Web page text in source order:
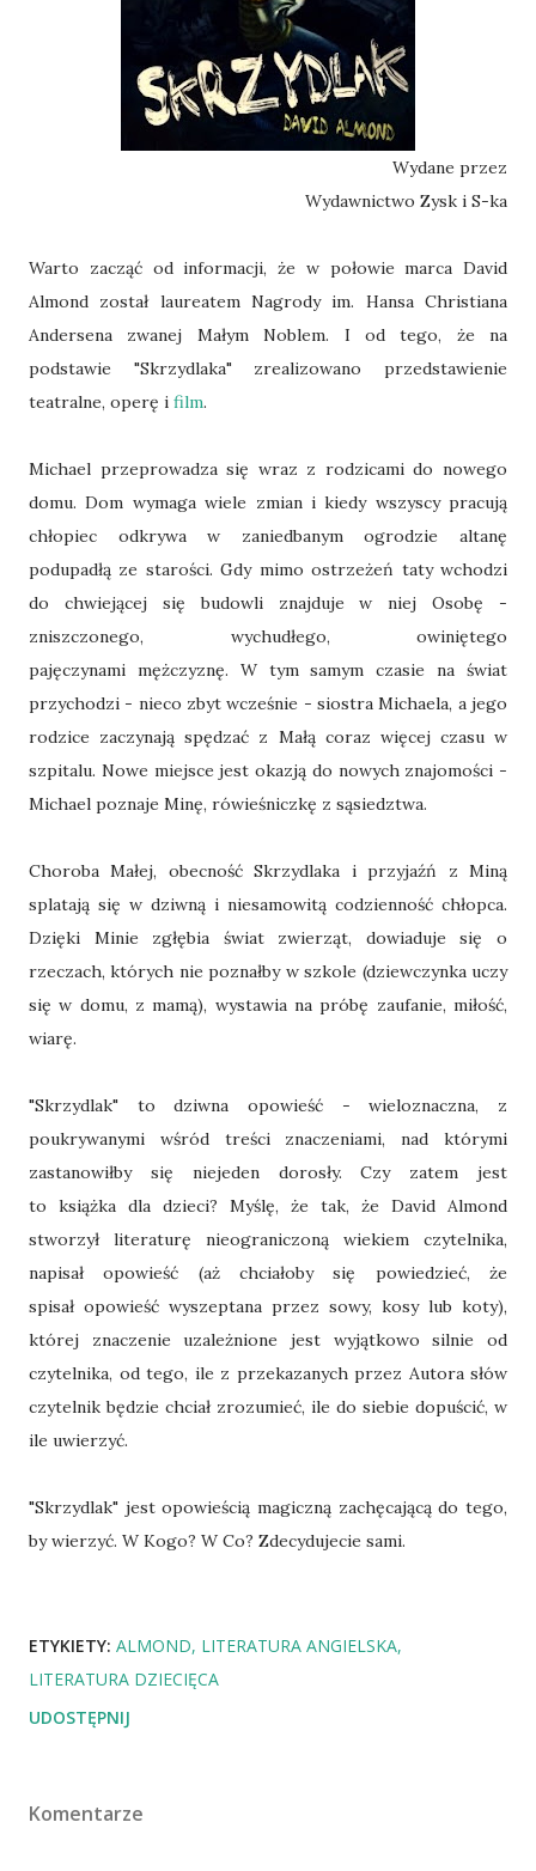
Wydane przez
Wydawnictwo Zysk i S-ka
Warto zacząć od informacji, że w połowie marca David
Almond został laureatem Nagrody im. Hansa Christiana
Andersena zwanej Małym Noblem. I od tego, że na
podstawie "Skrzydlaka" zrealizowano przedstawienie
teatralne, operę i film.
Michael przeprowadza się wraz z rodzicami do nowego
domu. Dom wymaga wiele zmian i kiedy wszyscy pracują
chłopiec odkrywa w zaniedbanym ogrodzie altanę
podupadłą ze starości. Gdy mimo ostrzeżeń taty wchodzi
do chwiejącej się budowli znajduje w niej Osobę -
zniszczonego, wychudłego, owiniętego
pajęczynami mężczyznę. W tym samym czasie na świat
przychodzi - nieco zbyt wcześnie - siostra Michaela, a jego
rodzice zaczynają spędzać z Małą coraz więcej czasu w
szpitalu. Nowe miejsce jest okazją do nowych znajomości -
Michael poznaje Minę, rówieśniczkę z sąsiedztwa.
Choroba Małej, obecność Skrzydlaka i przyjaźń z Miną
splatają się w dziwną i niesamowitą codzienność chłopca.
Dzięki Minie zgłębia świat zwierząt, dowiaduje się o
rzeczach, których nie poznałby w szkole (dziewczynka uczy
się w domu, z mamą), wystawia na próbę zaufanie, miłość,
wiarę.
"Skrzydlak" to dziwna opowieść - wieloznaczna, z
poukrywanymi wśród treści znaczeniami, nad którymi
zastanowiłby się niejeden dorosły. Czy zatem jest
to książka dla dzieci? Myślę, że tak, że David Almond
stworzył literaturę nieograniczoną wiekiem czytelnika,
napisał opowieść (aż chciałoby się powiedzieć, że
spisał opowieść wyszeptana przez sowy, kosy lub koty),
której znaczenie uzależnione jest wyjątkowo silnie od
czytelnika, od tego, ile z przekazanych przez Autora słów
czytelnik będzie chciał zrozumieć, ile do siebie dopuścić, w
ile uwierzyć.
"Skrzydlak" jest opowieścią magiczną zachęcającą do tego,
by wierzyć. W Kogo? W Co? Zdecydujecie sami.
ETYKIETY: ALMOND LITERATURA ANGIELSKA
LITERATURA DZIECIĘCA
UDOSTĘPNIJ
Komentarze